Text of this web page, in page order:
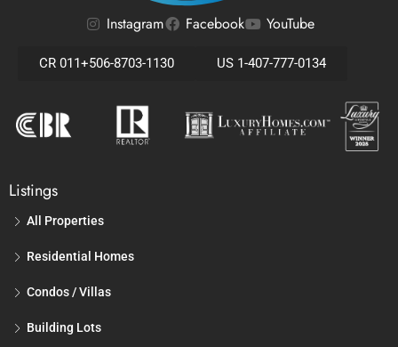
Instagram Facebook YouTube
CR 011+506-8703-1130 US 1-407-777-0134
Listings
All Properties
Residential Homes
Condos / Villas
Building Lots